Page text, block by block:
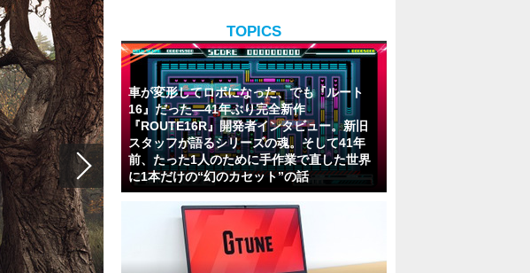
TOPICS
車が変形してロボになった、でも『ルート
16』だった―41年ぶり完全新作
『ROUTE16R』開発者インタビュー。新旧
スタッフが語るシリーズの魂。そして41年
前、たった1人のために手作業で直した世界
に1本だけの“幻のカセット”の話